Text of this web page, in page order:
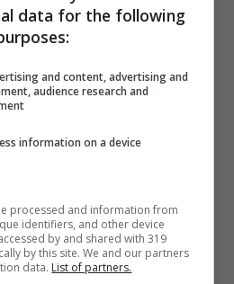
lato A fa
vestito, un
vip presenti allo stadio
l’attesissimo concerto del
carrellata di tante
dello spettacolo e della
E Giorgia non
a modo suo.
data for the following
and content, advertising and
audience research and
information on a device
processed and information from
identifiers, and other device
by and shared with 319
by this site. We and our partners
data. List of partners.